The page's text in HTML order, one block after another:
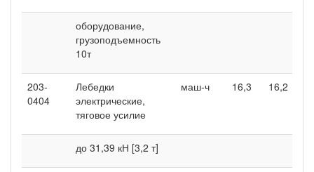
оборудование,
грузоподъемность
10т
203-
0404
Лебедки
электрические,
тяговое усилие
маш-ч 16,3 16,2
до 31,39 кН [3,2 т]